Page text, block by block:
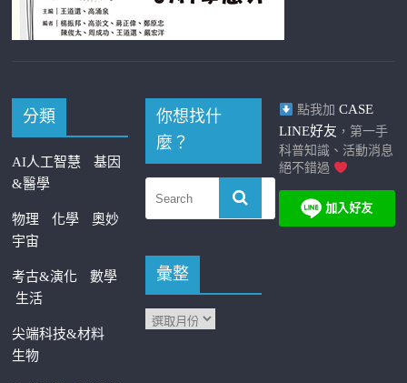
分類
AI人工智慧
基因
&醫學
物理 化學
奧妙
宇宙
考古&演化
數學
生活
尖端科技&材料
生物
你想找什
麼？
彙整
點我加 CASE
LINE好友 ，第一手
科普知識、活動消息
絕不錯過